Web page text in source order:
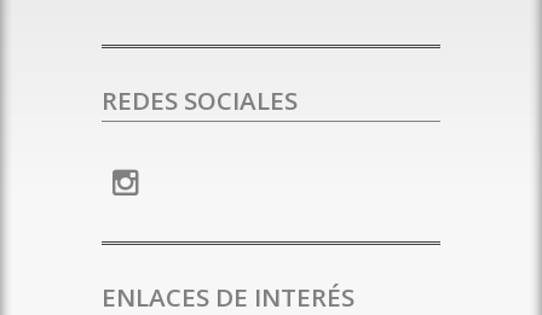
REDES SOCIALES
ENLACES DE INTERÉS